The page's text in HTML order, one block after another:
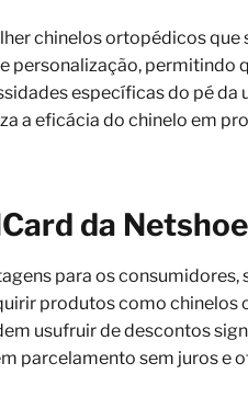
chinelos ortopédicos que
personalização, permitindo
específicas do pé da
a eficácia do chinelo em
da
para os consumidores,
produtos como chinelos
usufruir de descontos
parcelamento sem juros e